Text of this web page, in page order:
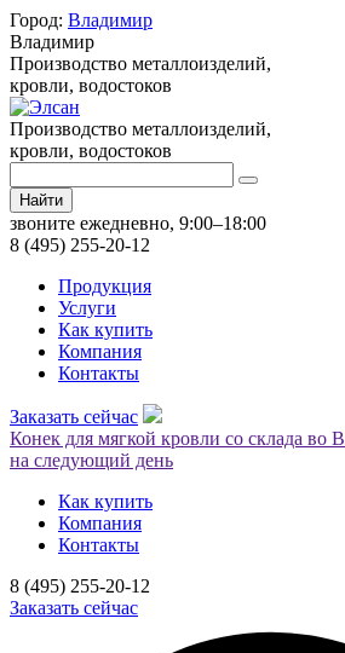
Город: Владимир
Владимир
Производство металлоизделий,
кровли, водостоков
Производство металлоизделий,
кровли, водостоков
Найти
звоните ежедневно, 9:00–18:00
8 (495) 255-20-12
Продукция
Услуги
Как купить
Компания
Контакты
Заказать сейчас
Конек для мягкой кровли со склада во
на следующий день
Как купить
Компания
Контакты
8 (495) 255-20-12
Заказать сейчас